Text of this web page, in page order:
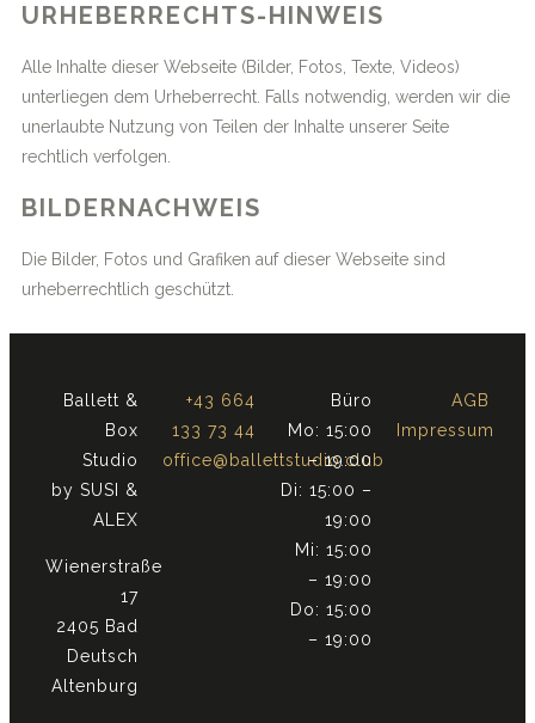
URHEBERRECHTS-HINWEIS
Alle Inhalte dieser Webseite (Bilder, Fotos, Texte, Videos)
unterliegen dem Urheberrecht. Falls notwendig, werden wir die
unerlaubte Nutzung von Teilen der Inhalte unserer Seite
rechtlich verfolgen.
BILDERNACHWEIS
Die Bilder, Fotos und Grafiken auf dieser Webseite sind
urheberrechtlich geschützt.
Ballett &
Box
Studio
by SUSI &
ALEX
Wienerstraße
17
2405 Bad
Deutsch
Altenburg
+43 664
133 73 44
office@ballettstudio.club
Büro
Mo: 15:00
– 19:00
Di: 15:00 –
19:00
Mi: 15:00
– 19:00
Do: 15:00
– 19:00
AGB
Impressum